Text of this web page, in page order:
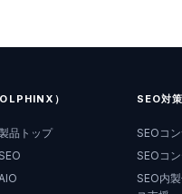
）
品トップ
SEO対策
SEOコ
SEOコ
SEO内